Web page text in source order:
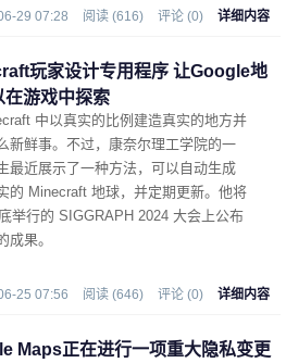
29 07:28 阅读 (616) 评论 (0) 详细内容
玩家设计专用程序 让Google地
在游戏中探索
中以真实的比例建造真实的地方并
新鲜事。不过，康奈尔理工学院的一
最近展示了一种方法，可以自动生成
的 Minecraft 地球，并定期更新。他将
举行的 SIGGRAPH 2024 大会上公布
成果。
25 07:56 阅读 (646) 评论 (0) 详细内容
Maps正在进行一项重大隐私变更